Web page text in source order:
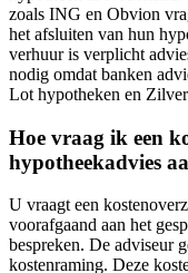
zoals ING en Obvion
het afsluiten van hun
verhuur is verplicht
nodig omdat banken
Lot hypotheken en
Hoe vraag ik een
hypotheekadvies
U vraagt een
voorafgaand aan het
bespreken. De adviseur
kostenraming. Deze